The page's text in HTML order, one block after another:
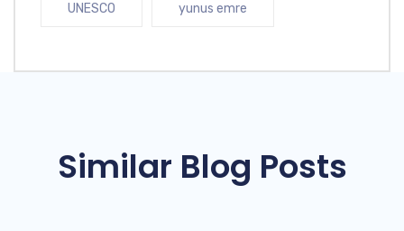
UNESCO yunus emre
Similar Blog Posts